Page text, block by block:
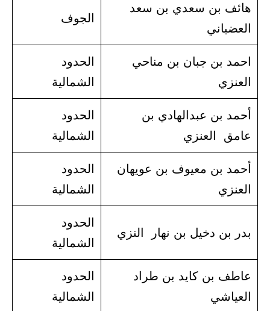
هائف بن سعدي بن سعد
العضياني
الجوف
احمد بن جبان بن مناحي
العنزي
الحدود
الشمالية
أحمد بن عبدالهادي بن
عامق العنزي
الحدود
الشمالية
أحمد بن معيوف بن عويهان
العنزي
الحدود
الشمالية
بدر بن دخيل بن نهار النزي
الحدود
الشمالية
عاطف بن كايد بن طراد
العياشي
الحدود
الشمالية